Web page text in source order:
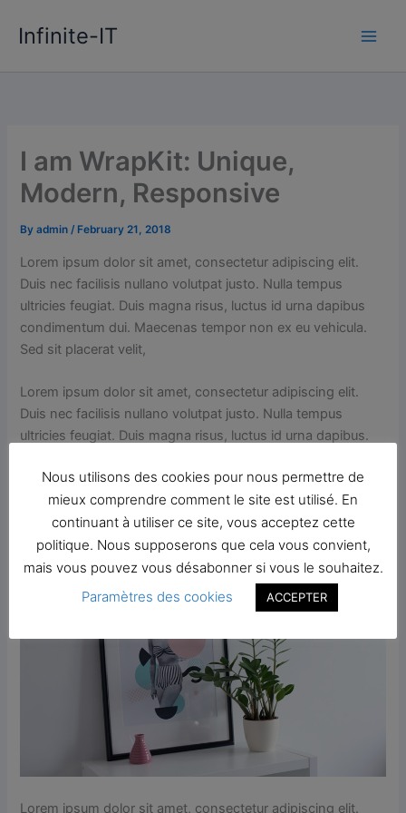
Infinite-IT
I am WrapKit: Unique,
Modern, Responsive
Byadmin/ February 21, 2018
Lorem ipsum dolor sit amet, consectetur adipiscing elit.
Duis nec facilisis nullano volutpat justo. Nulla tempus
ultricies feugiat. Duis magna risus, luctus id urna dapibus
condimentum dui. Maecenas tempor non ex eu vehicula.
Sed sit placerat velit,
Lorem ipsum dolor sit amet, consectetur adipiscing elit.
Duis nec facilisis nullano volutpat justo. Nulla tempus
ultricies feugiat. Duis magna risus, luctus id urna dapibus.
Aliquam diam quis dolor aliquam lobortis. Aenean in tortor
et eros faucibus porta sit amet sed ipsum Nullam hendrerit
dui id diam suscipit.
Lorem ipsum dolor sit amet, consectetur adipiscing elit.
Nous utilisons des cookies pour nous permettre de
mieux comprendre comment le site est utilisé. En
continuant à utiliser ce site, vous acceptez cette
politique. Nous supposerons que cela vous convient,
mais vous pouvez vous désabonner si vous le souhaitez.
Paramètres des cookies
ACCEPTER